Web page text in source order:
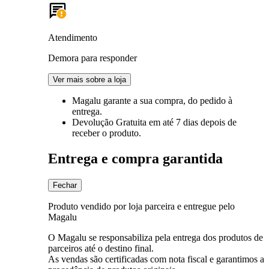
Atendimento
Demora para responder
Ver mais sobre a loja
Magalu garante a sua compra, do pedido à
entrega.
Devolução Gratuita em até 7 dias depois de
receber o produto.
Entrega e compra garantida
Fechar
Produto vendido por loja parceira e entregue pelo
Magalu
O Magalu se responsabiliza pela entrega dos produtos de
parceiros até o destino final.
As vendas são certificadas com nota fiscal e garantimos a